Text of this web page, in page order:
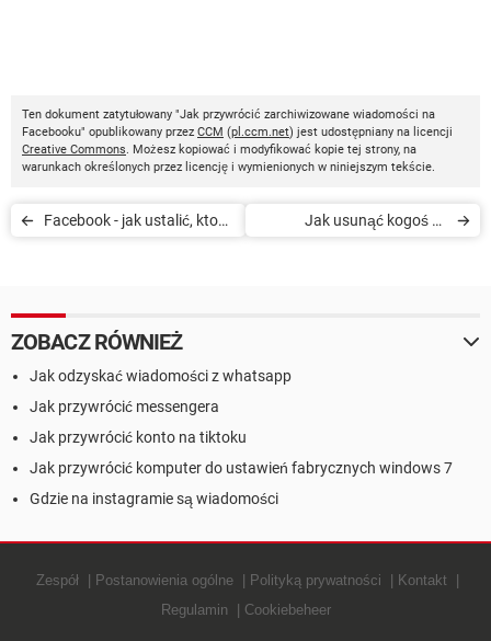
Ten dokument zatytułowany "Jak przywrócić zarchiwizowane wiadomości na
Facebooku" opublikowany przez CCM (pl.ccm.net) jest udostępniany na licencji
Creative Commons. Możesz kopiować i modyfikować kopie tej strony, na
warunkach określonych przez licencję i wymienionych w niniejszym tekście.
Facebook - jak ustalić, kto
osoby na mojej Osi czasu
Jak usunąć kogoś ze
ZOBACZ RÓWNIEŻ
Jak odzyskać wiadomości z whatsapp
Jak przywrócić messengera
Jak przywrócić konto na tiktoku
Jak przywrócić komputer do ustawień fabrycznych windows 7
Gdzie na instagramie są wiadomości
Zespół Postanowienia ogólne Polityką prywatności
Kontakt
Regulamin
Cookiebeheer